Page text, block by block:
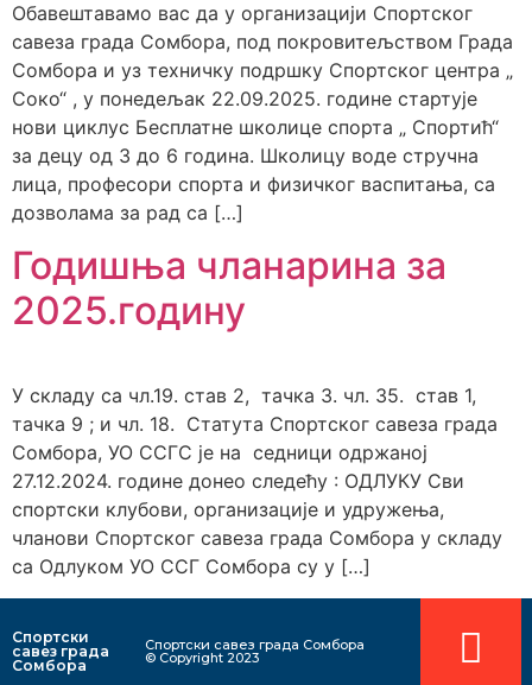
Обавештавамо вас да у организацији Спортског
савеза града Сомбора, под покровитељством Града
Сомбора и уз техничку подршку Спортског центра „
Соко“ , у понедељак 22.09.2025. године стартујe
нови циклус Бесплатне школице спорта „ Спортић“
за децу од 3 до 6 година. Школицу воде стручна
лица, професори спорта и физичког васпитања, са
дозволама за рад са […]
Годишња чланарина за
2025.годину
У складу са чл.19. став 2, тачка 3. чл. 35. став 1,
тачка 9 ; и чл. 18. Статута Спортског савеза града
Сомбора, УО ССГС је на седници одржаној
27.12.2024. године донео следећу : ОДЛУКУ Сви
спортски клубови, организације и удружења,
чланови Спортског савеза града Сомбора у складу
са Одлуком УО ССГ Сомбора су у […]
Спортски
савез града
Сомбора​
Спортски савез града Сомбора​
© Copyright 2023